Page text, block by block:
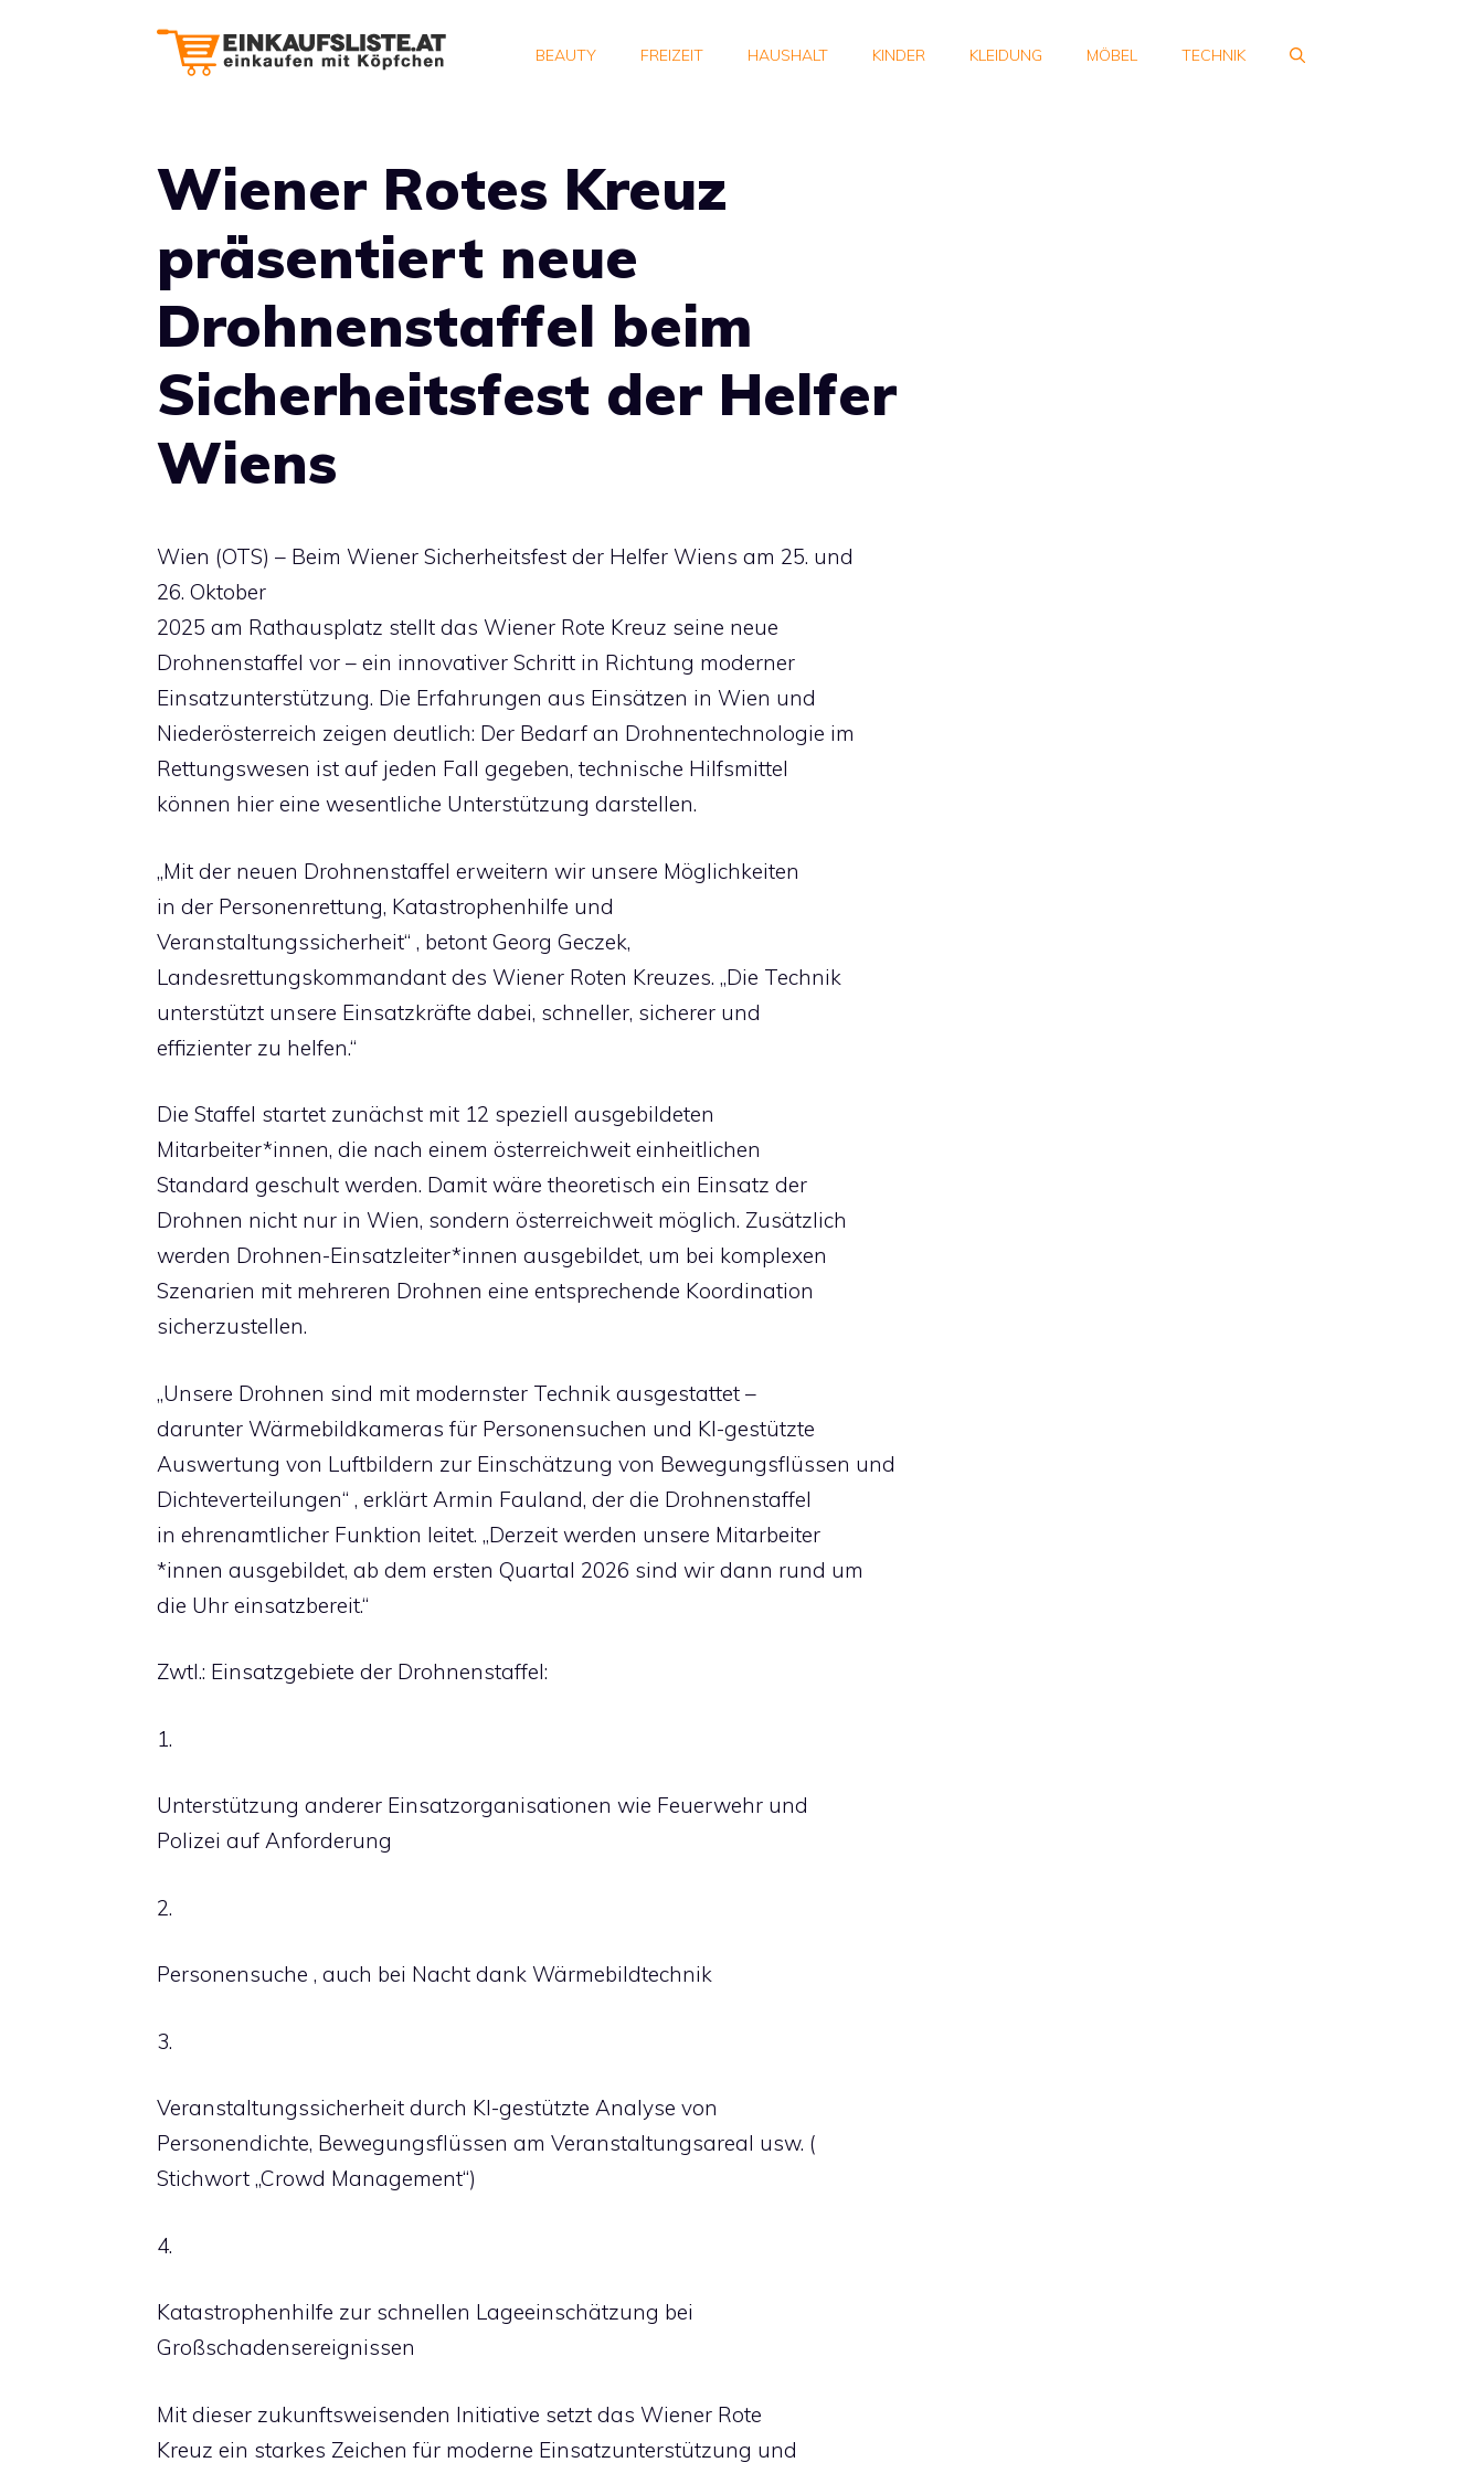
BEAUTY FREIZEIT HAUSHALT KINDER KLEIDUNG MÖBEL TECHNIK
Wiener Rotes Kreuz
präsentiert neue
Drohnenstaffel beim
Sicherheitsfest der Helfer
Wiens
Wien (OTS) – Beim Wiener Sicherheitsfest der Helfer Wiens am 25. und
26. Oktober
2025 am Rathausplatz stellt das Wiener Rote Kreuz seine neue
Drohnenstaffel vor – ein innovativer Schritt in Richtung moderner
Einsatzunterstützung. Die Erfahrungen aus Einsätzen in Wien und
Niederösterreich zeigen deutlich: Der Bedarf an Drohnentechnologie im
Rettungswesen ist auf jeden Fall gegeben, technische Hilfsmittel
können hier eine wesentliche Unterstützung darstellen.
„Mit der neuen Drohnenstaffel erweitern wir unsere Möglichkeiten
in der Personenrettung, Katastrophenhilfe und
Veranstaltungssicherheit“ , betont Georg Geczek,
Landesrettungskommandant des Wiener Roten Kreuzes. „Die Technik
unterstützt unsere Einsatzkräfte dabei, schneller, sicherer und
effizienter zu helfen.“
Die Staffel startet zunächst mit 12 speziell ausgebildeten
Mitarbeiter*innen, die nach einem österreichweit einheitlichen
Standard geschult werden. Damit wäre theoretisch ein Einsatz der
Drohnen nicht nur in Wien, sondern österreichweit möglich. Zusätzlich
werden Drohnen-Einsatzleiter*innen ausgebildet, um bei komplexen
Szenarien mit mehreren Drohnen eine entsprechende Koordination
sicherzustellen.
„Unsere Drohnen sind mit modernster Technik ausgestattet –
darunter Wärmebildkameras für Personensuchen und KI-gestützte
Auswertung von Luftbildern zur Einschätzung von Bewegungsflüssen und
Dichteverteilungen“ , erklärt Armin Fauland, der die Drohnenstaffel
in ehrenamtlicher Funktion leitet. „Derzeit werden unsere Mitarbeiter
*innen ausgebildet, ab dem ersten Quartal 2026 sind wir dann rund um
die Uhr einsatzbereit.“
Zwtl.: Einsatzgebiete der Drohnenstaffel:
1.
Unterstützung anderer Einsatzorganisationen wie Feuerwehr und
Polizei auf Anforderung
2.
Personensuche , auch bei Nacht dank Wärmebildtechnik
3.
Veranstaltungssicherheit durch KI-gestützte Analyse von
Personendichte, Bewegungsflüssen am Veranstaltungsareal usw. (
Stichwort „Crowd Management“)
4.
Katastrophenhilfe zur schnellen Lageeinschätzung bei
Großschadensereignissen
Mit dieser zukunftsweisenden Initiative setzt das Wiener Rote
Kreuz ein starkes Zeichen für moderne Einsatzunterstützung und